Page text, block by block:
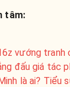
tâm:
vướng tranh
đấu giá tác
là ai? Tiểu